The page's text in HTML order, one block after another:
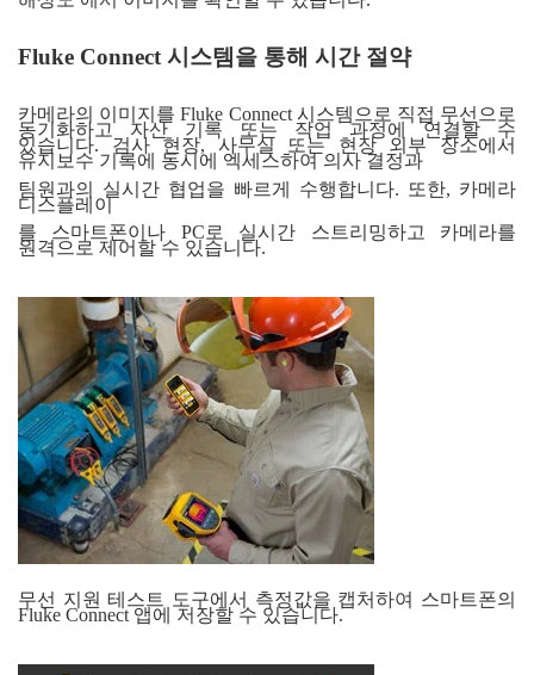
Fluke Connect 시스템을 통해 시간 절약
카메라의 이미지를 Fluke Connect 시스템으로 직접 무선으로
동기화하고 자산 기록 또는 작업 과정에 연결할 수
있습니다. 검사 현장, 사무실 또는 현장 외부 장소에서
유지보수 기록에 동시에 엑세스하여 의사 결정과
팀원과의 실시간 협업을 빠르게 수행합니다. 또한, 카메라
디스플레이
를 스마트폰이나 PC로 실시간 스트리밍하고 카메라를
원격으로 제어할 수 있습니다.
무선 지원 테스트 도구에서 측정값을 캡처하여 스마트폰의
Fluke Connect 앱에 저장할 수 있습니다.